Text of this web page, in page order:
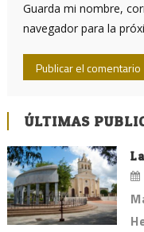
Guarda mi nombre,
navegador para la
ÚLTIMAS